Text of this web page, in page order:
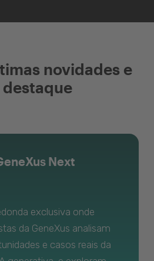
novidades e
Next
exclusiva onde
da GeneXus analisam
e casos reais da